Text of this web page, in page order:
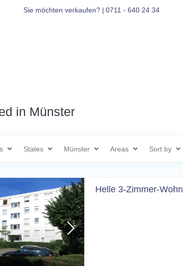
Sie möchten verkaufen? 0711 - 640 24 34
in Münster
States Münster Areas Sort by
Helle 3-Zimmer-